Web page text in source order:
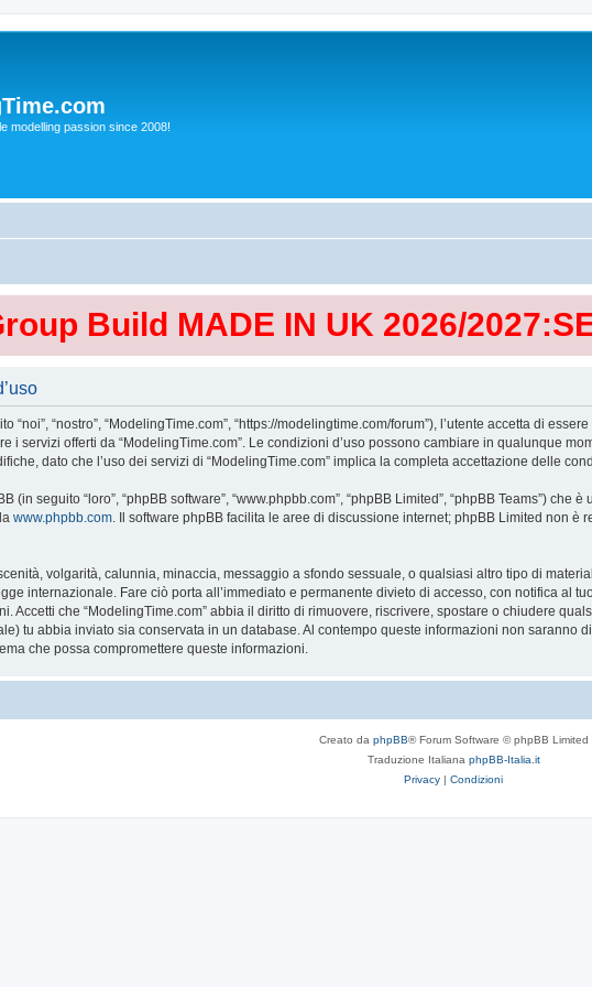
modelling passion since 2008!
Build MADE IN UK 2026/
“noi”, “nostro”, “ModelingTime.com”, “https://modelingtime.com/forum”), l’utente accetta di
i servizi offerti da “ModelingTime.com”. Le condizioni d’uso possono cambiare in qualunque
dato che l’uso dei servizi di “ModelingTime.com” implica la completa accettazione delle
(in seguito “loro”, “phpBB software”, “www.phpbb.com”, “phpBB Limited”, “phpBB Teams”)
www.phpbb.com. Il software phpBB facilita le aree di discussione internet; phpBB Limited non
volgarità, calunnia, minaccia, messaggio a sfondo sessuale, o qualsiasi altro tipo di
internazionale. Fare ciò porta all’immediato e permanente divieto di accesso, con notifica al
Accetti che “ModelingTime.com” abbia il diritto di rimuovere, riscrivere, spostare o chiudere
tu abbia inviato sia conservata in un database. Al contempo queste informazioni non saranno
che possa compromettere queste informazioni.
Creato da phpBB® Forum Software © phpBB Limited
Traduzione Italiana phpBB-Italia.it
Privacy | Condizioni